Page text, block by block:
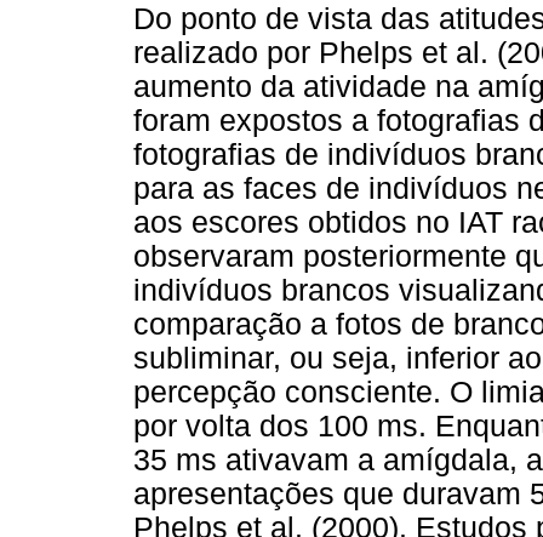
Do ponto de vista das
realizado por Phelps et al.
aumento da atividade na
foram expostos a fotografias
fotografias de indivíduos
para as faces de indivíduos
aos escores obtidos no IAT
observaram posteriormente
indivíduos brancos
comparação a fotos de
subliminar, ou seja, inferior
percepção consciente. O
por volta dos 100 ms.
35 ms ativavam a amígdala,
apresentações que duravam
Phelps et al. (2000).